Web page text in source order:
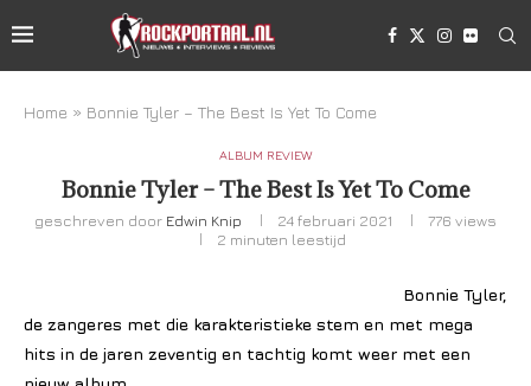
Home » Bonnie Tyler – The Best Is Yet To Come
ALBUM REVIEW
Bonnie Tyler – The Best Is Yet To Come
geschreven door Edwin Knip 24 februari 2021 776 views
2 minuten leestijd
Bonnie Tyler,
de zangeres met die karakteristieke stem en met mega
hits in de jaren zeventig en tachtig komt weer met een